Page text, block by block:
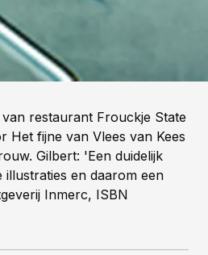
restaurant Frouckje State
Het fijne van Vlees van Kees
Gilbert: 'Een duidelijk
illustraties en daarom een
Inmerc, ISBN